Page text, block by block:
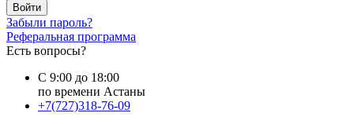
Войти
Забыли пароль?
Реферальная программа
Есть вопросы?
С 9:00 до 18:00
по времени Астаны
+7(727)318-76-09